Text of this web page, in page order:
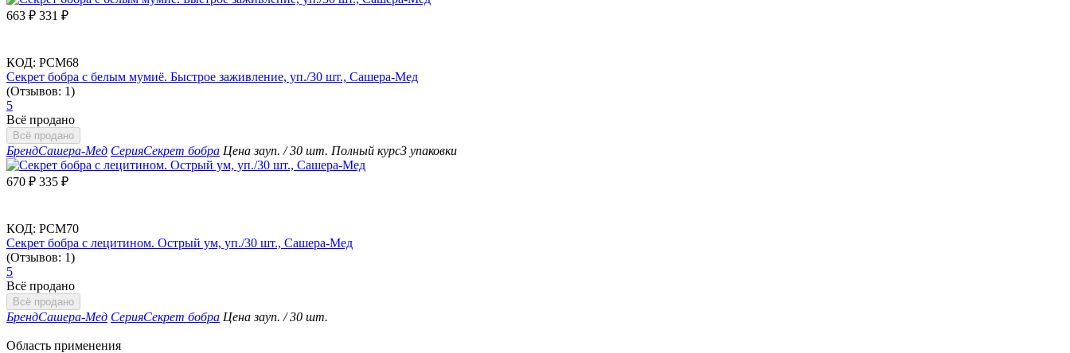
663 ₽ 331 ₽
КОД: РСМ68
Секрет бобра с белым мумиё. Быстрое заживление, уп./30 шт., Сашера-Мед
(Отзывов: 1)
5
Всё продано
Всё продано
БрендСашера-Мед СерияСекрет бобра Цена зауп. / 30 шт. Полный курс3 упаковки
670 ₽ 335 ₽
КОД: РСМ70
Секрет бобра с лецитином. Острый ум, уп./30 шт., Сашера-Мед
(Отзывов: 1)
5
Всё продано
Всё продано
БрендСашера-Мед СерияСекрет бобра Цена зауп. / 30 шт.
Область применения